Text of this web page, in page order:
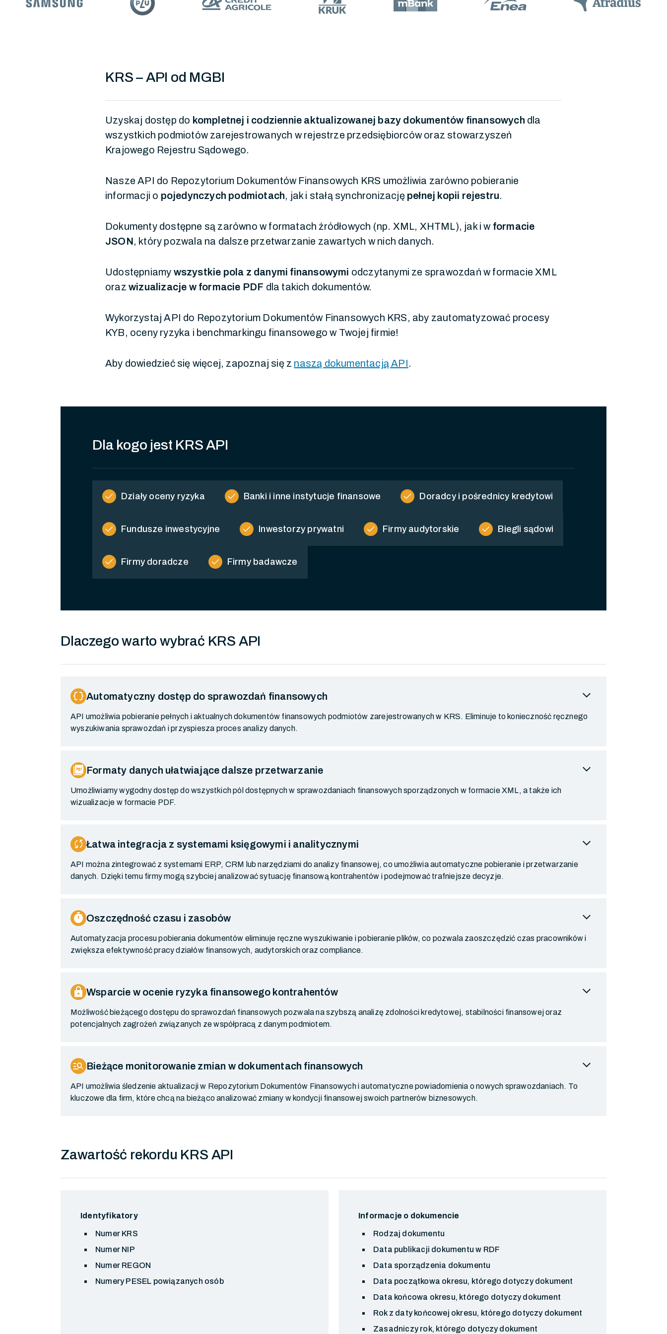
KRS – API od MGBI
Uzyskaj dostęp do kompletnej i codziennie aktualizowanej bazy dokumentów finansowych dla
wszystkich podmiotów zarejestrowanych w rejestrze przedsiębiorców oraz stowarzyszeń
Krajowego Rejestru Sądowego.
Nasze API do Repozytorium Dokumentów Finansowych KRS umożliwia zarówno pobieranie
informacji o pojedynczych podmiotach, jak i stałą synchronizację pełnej kopii rejestru.
Dokumenty dostępne są zarówno w formatach źródłowych (np. XML, XHTML), jak i w formacie
JSON, który pozwala na dalsze przetwarzanie zawartych w nich danych.
Udostępniamy wszystkie pola z danymi finansowymi odczytanymi ze sprawozdań w formacie XML
oraz wizualizacje w formacie PDF dla takich dokumentów.
Wykorzystaj API do Repozytorium Dokumentów Finansowych KRS, aby zautomatyzować procesy
KYB, oceny ryzyka i benchmarkingu finansowego w Twojej firmie!
Aby dowiedzieć się więcej, zapoznaj się z naszą dokumentacją API.
Dla kogo jest KRS API
check Działy oceny ryzyka check Banki i inne instytucje finansowe check Doradcy i pośrednicy kredytowi
check Fundusze inwestycyjne check Inwestorzy prywatni check Firmy audytorskie check Biegli sądowi
check Firmy doradcze check Firmy badawcze
Dlaczego warto wybrać KRS API
data_object Automatyczny dostęp do sprawozdań finansowych expand_more
API umożliwia pobieranie pełnych i aktualnych dokumentów finansowych podmiotów zarejestrowanych w KRS. Eliminuje to konieczność ręcznego
wyszukiwania sprawozdań i przyspiesza proces analizy danych.
picture_as_pdf Formaty danych ułatwiające dalsze przetwarzanie expand_more
Umożliwiamy wygodny dostęp do wszystkich pól dostępnych w sprawozdaniach finansowych sporządzonych w formacie XML, a także ich
wizualizacje w formacie PDF.
sync Łatwa integracja z systemami księgowymi i analitycznymi expand_more
API można zintegrować z systemami ERP, CRM lub narzędziami do analizy finansowej, co umożliwia automatyczne pobieranie i przetwarzanie
danych. Dzięki temu firmy mogą szybciej analizować sytuację finansową kontrahentów i podejmować trafniejsze decyzje.
timer Oszczędność czasu i zasobów expand_more
Automatyzacja procesu pobierania dokumentów eliminuje ręczne wyszukiwanie i pobieranie plików, co pozwala zaoszczędzić czas pracowników i
zwiększa efektywność pracy działów finansowych, audytorskich oraz compliance.
lock Wsparcie w ocenie ryzyka finansowego kontrahentów expand_more
Możliwość bieżącego dostępu do sprawozdań finansowych pozwala na szybszą analizę zdolności kredytowej, stabilności finansowej oraz
potencjalnych zagrożeń związanych ze współpracą z danym podmiotem.
manage_search Bieżące monitorowanie zmian w dokumentach finansowych expand_more
API umożliwia śledzenie aktualizacji w Repozytorium Dokumentów Finansowych i automatyczne powiadomienia o nowych sprawozdaniach. To
kluczowe dla firm, które chcą na bieżąco analizować zmiany w kondycji finansowej swoich partnerów biznesowych.
Zawartość rekordu KRS API
Identyfikatory
Numer KRS
Numer NIP
Numer REGON
Numery PESEL powiązanych osób
Informacje o dokumencie
Rodzaj dokumentu
Data publikacji dokumentu w RDF
Data sporządzenia dokumentu
Data początkowa okresu, którego dotyczy dokument
Data końcowa okresu, którego dotyczy dokument
Rok z daty końcowej okresu, którego dotyczy dokument
Zasadniczy rok, którego dotyczy dokument